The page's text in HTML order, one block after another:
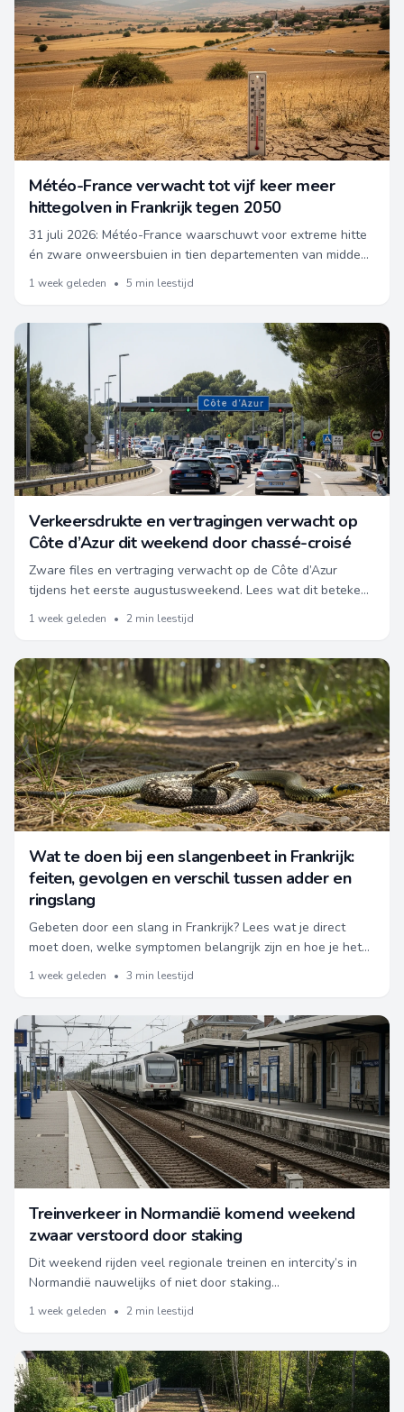
Météo-France verwacht tot vijf keer meer
hittegolven in Frankrijk tegen 2050
31 juli 2026: Météo-France waarschuwt voor extreme hitte
én zware onweersbuien in tien departementen van midden-
en oost-Frankrijk. Details over getroffen regio’s, risico's op
hagel, wind en intense neerslag.
1 week geleden • 5 min leestijd
Verkeersdrukte en vertragingen verwacht op
Côte d’Azur dit weekend door chassé-croisé
Zware files en vertraging verwacht op de Côte d’Azur
tijdens het eerste augustusweekend. Lees wat dit betekent
voor jouw reis en hoe je hinder kunt beperken.
1 week geleden • 2 min leestijd
Wat te doen bij een slangenbeet in Frankrijk:
feiten, gevolgen en verschil tussen adder en
ringslang
Gebeten door een slang in Frankrijk? Lees wat je direct
moet doen, welke symptomen belangrijk zijn en hoe je het
verschil tussen een adder en ringslang herkent.
1 week geleden • 3 min leestijd
Treinverkeer in Normandië komend weekend
zwaar verstoord door staking
Dit weekend rijden veel regionale treinen en intercity’s in
Normandië nauwelijks of niet door staking
spoorwegpersoneel. Kijk hier wat dat voor je reis betekent.
1 week geleden • 2 min leestijd